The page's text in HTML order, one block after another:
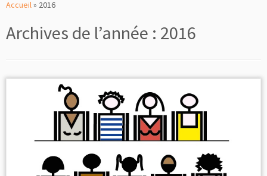
auAccueil» 2016
Archives de l’année : 2016